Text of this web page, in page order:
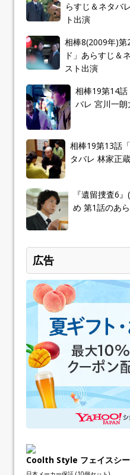
らすじ＆ネタバ
ト出演
相棒8(2009年)第
ド」あらすじ＆
スト出演
相棒19第14話
バレ 宮川一
相棒19第13話
タバレ 林家正
『遺留捜査6
め 第1話のあ
広告
Coolth Style フェイスシ